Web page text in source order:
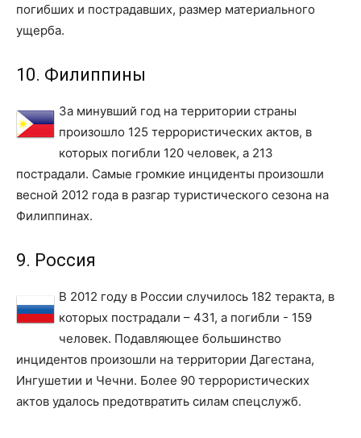
погибших и пострадавших, размер материального
ущерба.
10. Филиппины
За минувший год на территории страны
произошло 125 террористических актов, в
которых погибли 120 человек, а 213
пострадали. Самые громкие инциденты произошли
весной 2012 года в разгар туристического сезона на
Филиппинах.
9. Россия
В 2012 году в России случилось 182 теракта, в
которых пострадали – 431, а погибли - 159
человек. Подавляющее большинство
инцидентов произошли на территории Дагестана,
Ингушетии и Чечни. Более 90 террористических
актов удалось предотвратить силам спецслужб.